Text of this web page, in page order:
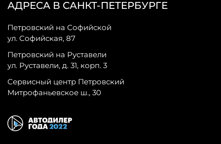
АДРЕСА В САНКТ-ПЕТЕРБУРГЕ
Петровский на Софийской
ул. Софийская, 87
Петровский на Руставели
ул. Руставели, д. 31, корп. 3
Сервисный центр Петровский
Митрофаньевское ш., 30